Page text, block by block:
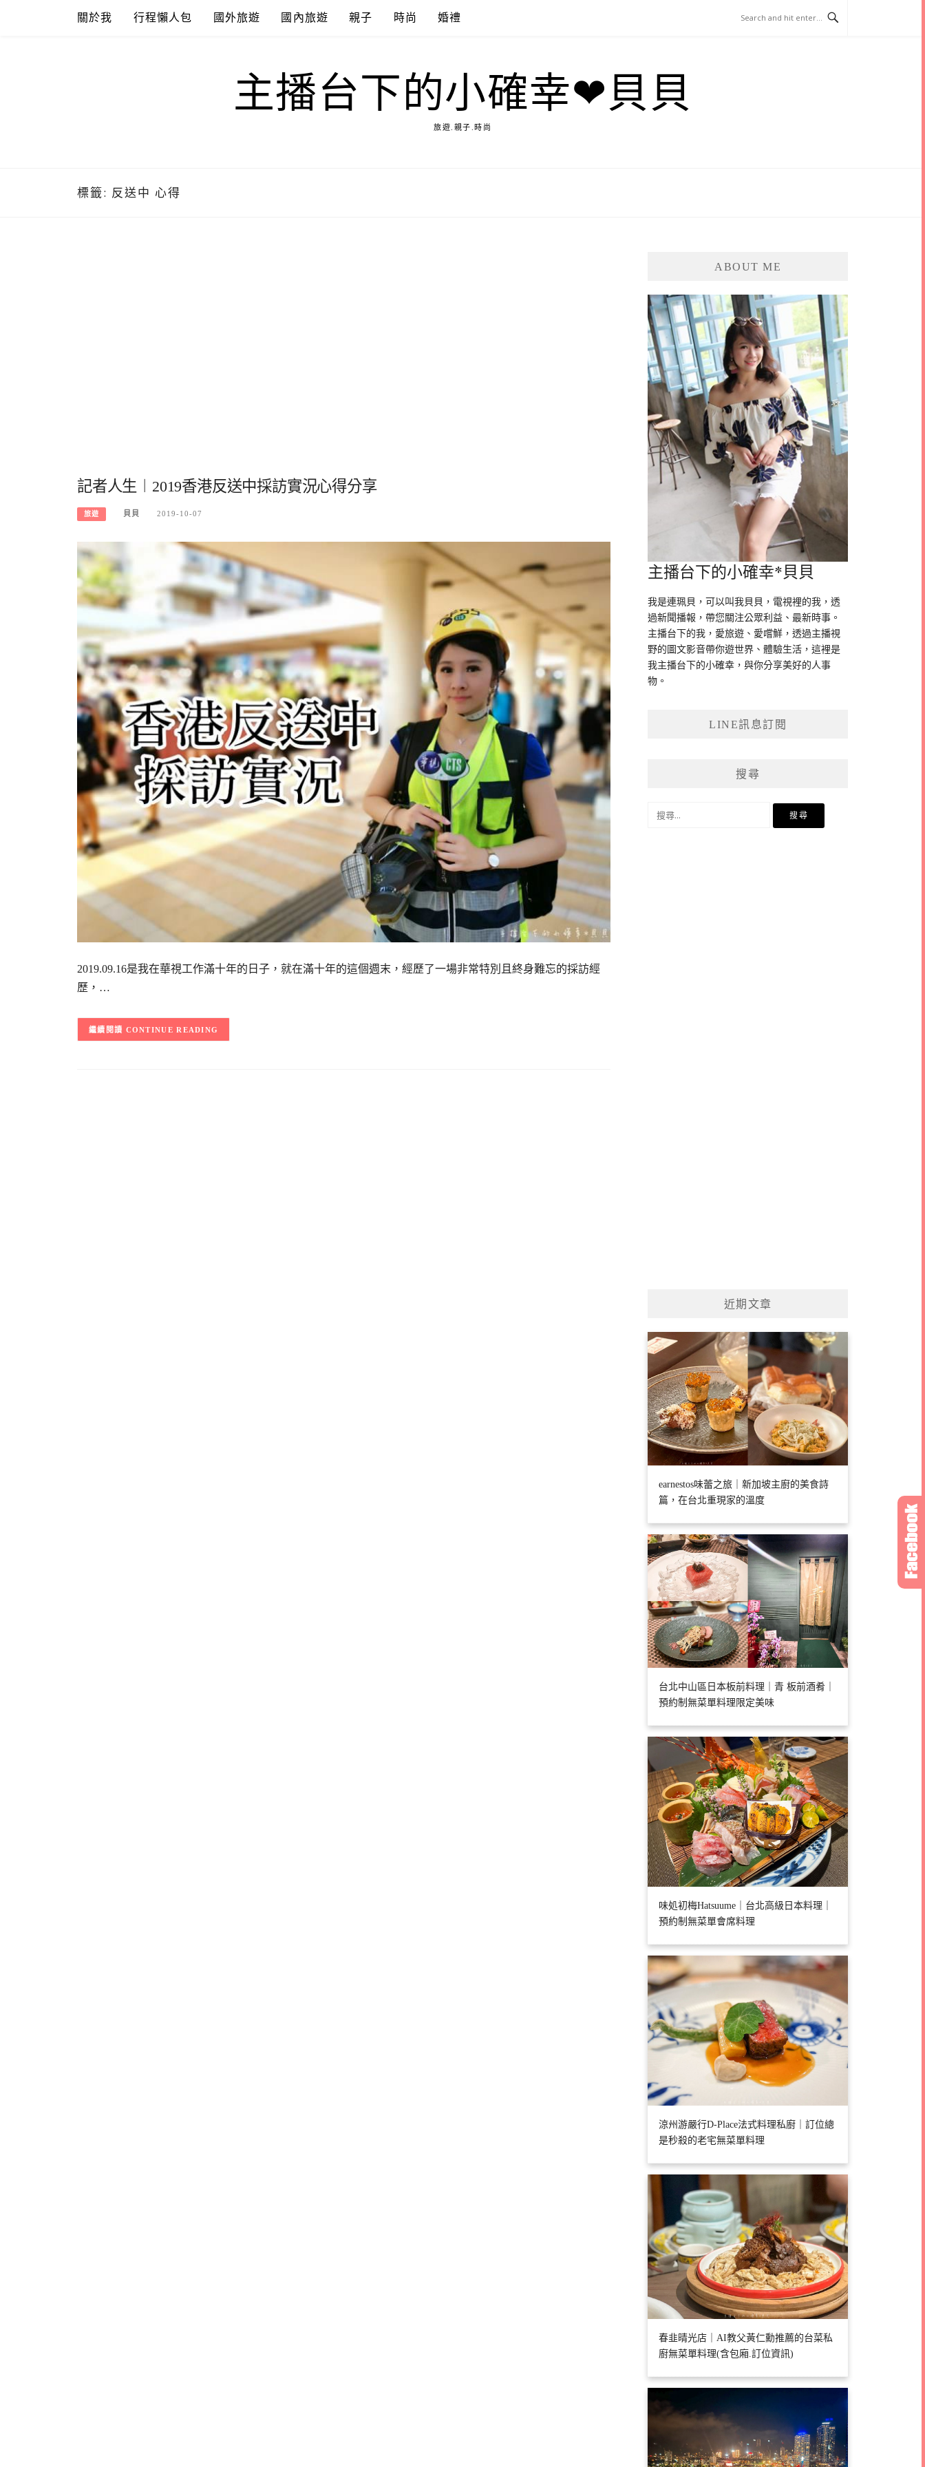
關於我 行程懶人包 國外旅遊 國內旅遊 親子 時尚 婚禮
主播台下的小確幸❤貝貝
旅遊.親子.時尚
標籤: 反送中 心得
記者人生︱2019香港反送中採訪實況心得分享
旅遊 貝貝 2019-10-07
2019.09.16是我在華視工作滿十年的日子，就在滿十年的這個週末，經歷了一場非常特別且終身難忘的採訪經
歷，…
CONTINUE READING
ABOUT ME
主播台下的小確幸*貝貝
我是連珮貝，可以叫我貝貝，電視裡的我，透
過新聞播報，帶您關注公眾利益、最新時事。
主播台下的我，愛旅遊、愛嚐鮮，透過主播視
野的圖文影音帶你遊世界、體驗生活，這裡是
我主播台下的小確幸，與你分享美好的人事
物。
LINE訊息訂閱
搜尋
近期文章
earnestos味蕾之旅｜新加坡主廚的美食詩
篇，在台北重現家的溫度
台北中山區日本板前料理｜青 板前酒肴｜
預約制無菜單料理限定美味
味処初梅Hatsuume｜台北高級日本料理｜
預約制無菜單會席料理
涼州游嚴行D-Place法式料理私廚｜訂位總
是秒殺的老宅無菜單料理
春韭晴光店｜AI教父黃仁勳推薦的台菜私
廚無菜單料理(含包廂.訂位資訊)